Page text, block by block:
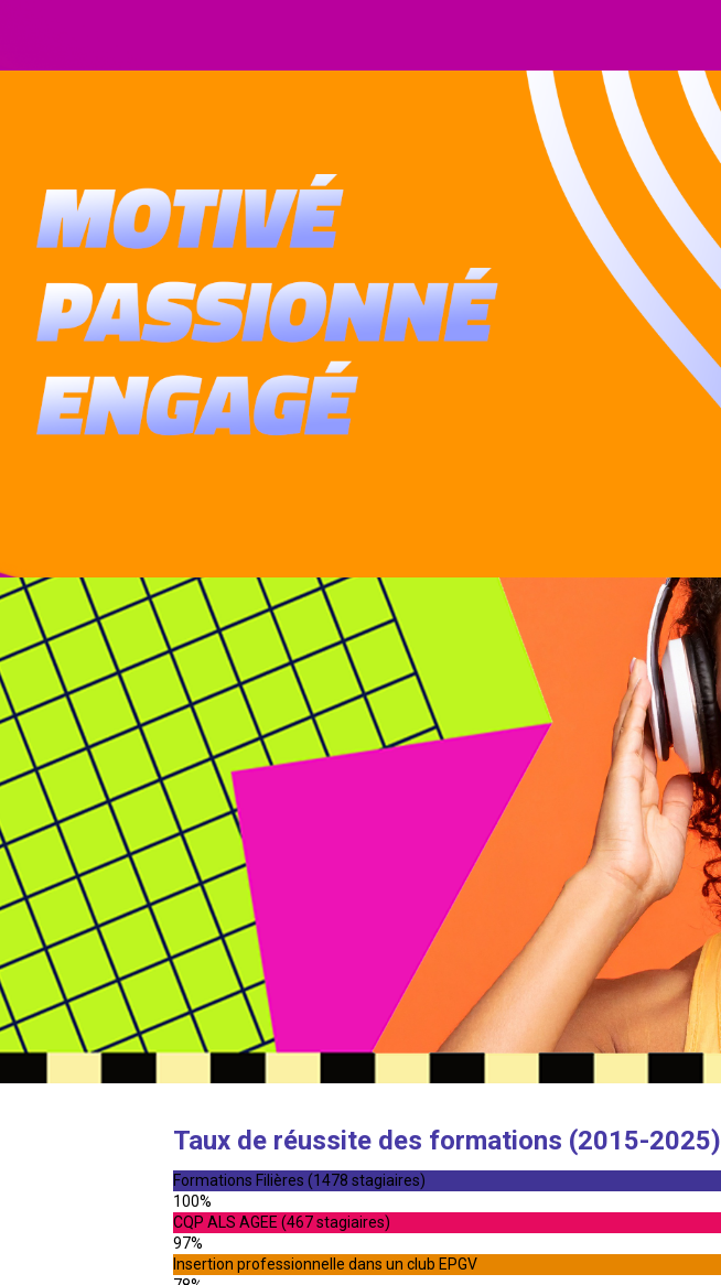
Taux de réussite des formations (2015-2025)
Formations Filières (1478 stagiaires)
100%
CQP ALS AGEE (467 stagiaires)
97%
Insertion professionnelle dans un club EPGV